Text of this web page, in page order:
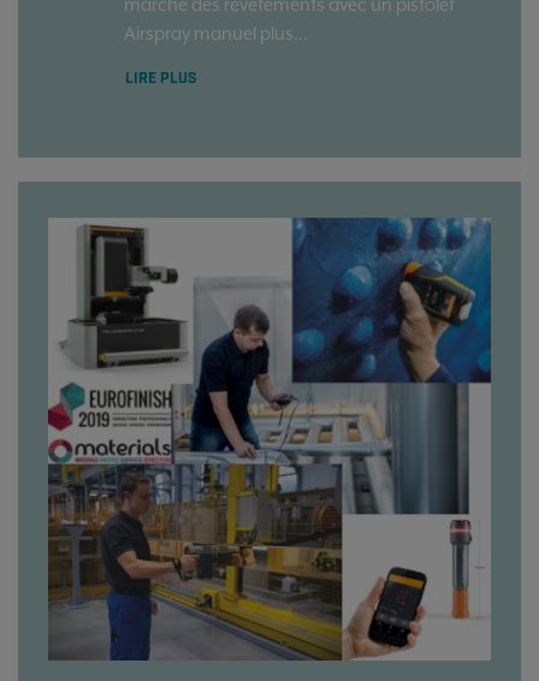
marché des revêtements avec un pistolet
Airspray manuel plus...
LIRE PLUS